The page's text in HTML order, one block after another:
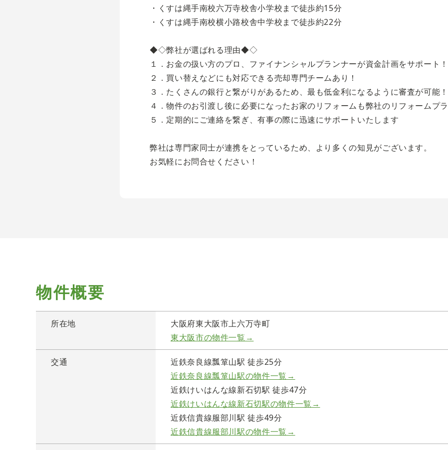
・くすは縄手南校六万寺校舎小学校まで徒歩約15分
・くすは縄手南校横小路校舎中学校まで徒歩約22分
◆◇弊社が選ばれる理由◆◇
１．お金の扱い方のプロ、ファイナンシャルプランナーが資金計画をサポート！
２．買い替えなどにも対応できる売却専門チームあり！
３．たくさんの銀行と繋がりがあるため、最も低金利になるように審査が可能！
４．物件のお引渡し後に必要になったお家のリフォームも弊社のリフォームプ
５．定期的にご連絡を繋ぎ、有事の際に迅速にサポートいたします
弊社は専門家同士が連携をとっているため、より多くの知見がございます。
お気軽にお問合せください！
物件概要
所在地
大阪府東大阪市上六万寺町
東大阪市の物件一覧→
交通
近鉄奈良線瓢箪山駅 徒歩25分
近鉄奈良線瓢箪山駅の物件一覧→
近鉄けいはんな線新石切駅 徒歩47分
近鉄けいはんな線新石切駅の物件一覧→
近鉄信貴線服部川駅 徒歩49分
近鉄信貴線服部川駅の物件一覧→